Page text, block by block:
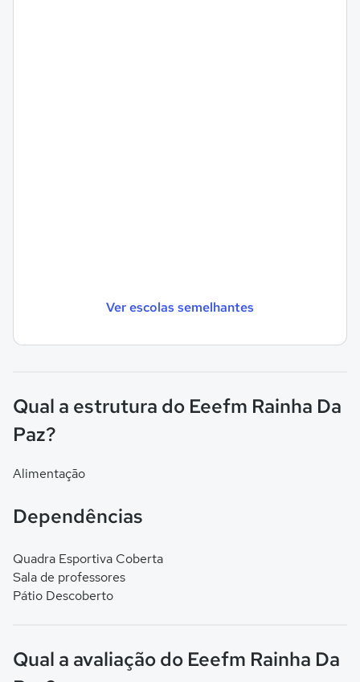
Ver escolas semelhantes
Qual a estrutura do Eeefm Rainha Da
Paz?
Alimentação
Dependências
Quadra Esportiva Coberta
Sala de professores
Pátio Descoberto
Qual a avaliação do Eeefm Rainha Da